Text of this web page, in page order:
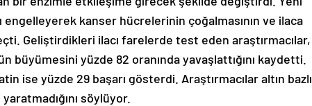
engelleyerek kanser hücrelerinin çoğalmasının ve ilaca
Geliştirdikleri ilacı farelerde test eden araştırmacılar,
büyümesini yüzde 82 oranında yavaşlattığını kaydetti.
ise yüzde 29 başarı gösterdi. Araştırmacılar altın bazlı
söylüyor.